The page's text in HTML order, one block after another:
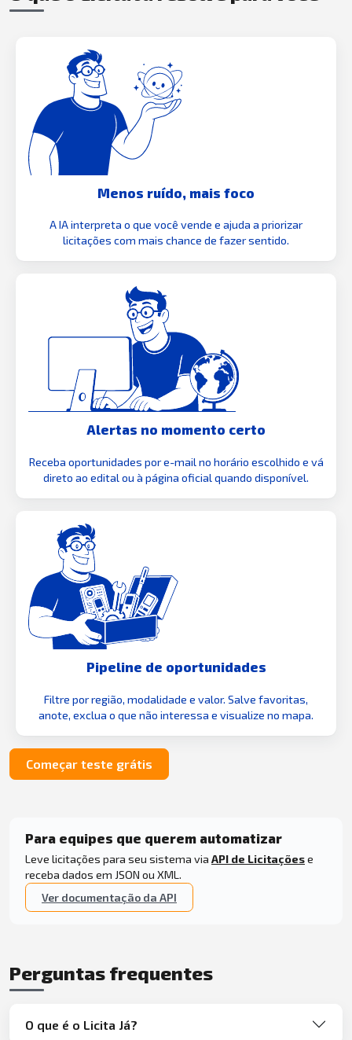
Menos ruído, mais foco
A IA interpreta o que você vende e ajuda a priorizar
licitações com mais chance de fazer sentido.
Alertas no momento certo
Receba oportunidades por e-mail no horário escolhido e vá
direto ao edital ou à página oficial quando disponível.
Pipeline de oportunidades
Filtre por região, modalidade e valor. Salve favoritas,
anote, exclua o que não interessa e visualize no mapa.
Começar teste grátis
Para equipes que querem automatizar
Leve licitações para seu sistema via API de Licitaçõese
receba dados em JSON ou XML.
Ver documentação da API
Perguntas frequentes
O que é o Licita Já?